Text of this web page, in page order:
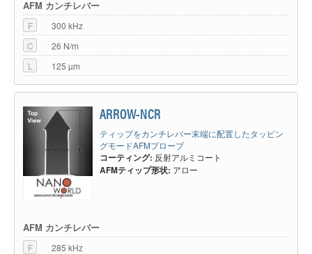
AFM カンチレバー
F
300 kHz
C
26 N/m
L
125 µm
ARROW-NCR
ティップをカンチレバー末端に配置したタッピン
グモードAFMプローブ
コーティング: 反射アルミコート
AFMティップ形状: アロー
AFM カンチレバー
F
285 kHz